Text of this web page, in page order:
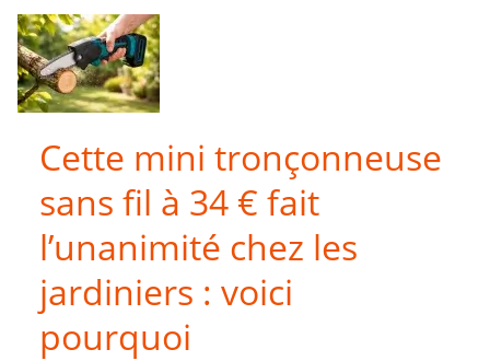
Cette mini tronçonneuse
sans fil à 34 € fait
l’unanimité chez les
jardiniers : voici
pourquoi